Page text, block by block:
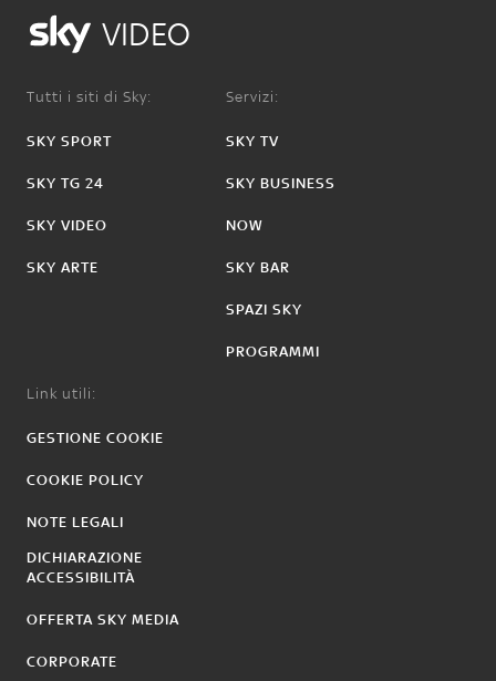
VIDEO
Tutti i siti di Sky:
SKY SPORT
SKY TG 24
SKY VIDEO
SKY ARTE
Servizi:
SKY TV
SKY BUSINESS
NOW
SKY BAR
SPAZI SKY
PROGRAMMI
Link utili:
GESTIONE COOKIE
COOKIE POLICY
NOTE LEGALI
DICHIARAZIONE
ACCESSIBILITÀ
OFFERTA SKY MEDIA
CORPORATE